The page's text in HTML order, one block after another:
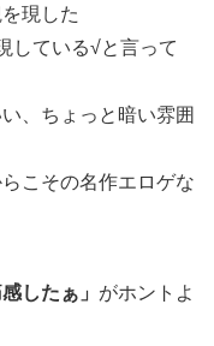
現した
している√と言って
、ちょっと暗い雰囲
こその名作エロゲな
したぁ」 がホントよ